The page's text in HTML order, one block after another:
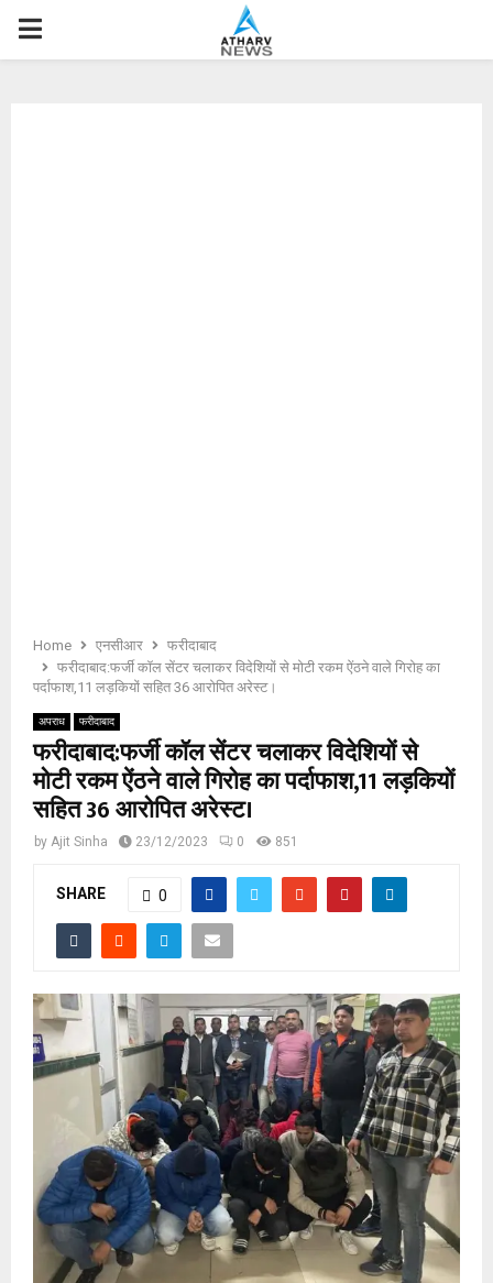
P
Home एनसीआर
फरीदाबाद
फरीदाबाद:फर्जी कॉल सेंटर चलाकर विदेशियों से मोटी रकम ऐंठने वाले गिरोह का
पर्दाफाश,11 लड़कियों सहित 36 आरोपित अरेस्ट।
अपराध फरीदाबाद
फरीदाबाद:फर्जी कॉल सेंटर चलाकर विदेशियों से
मोटी रकम ऐंठने वाले गिरोह का पर्दाफाश,11 लड़कियों
सहित 36 आरोपित अरेस्ट।
by Ajit Sinha 23/12/2023 0 851
SHARE 0